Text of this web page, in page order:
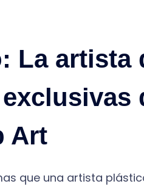
La artista
Art
que una artista